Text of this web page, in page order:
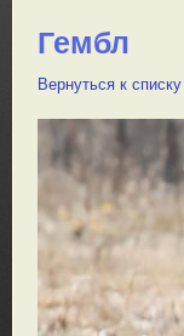
Гембл
Вернуться к списку